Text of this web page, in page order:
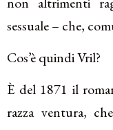
sessuale – che,
Cos’è quindi Vril?
È del 1871 il
razza ventura,